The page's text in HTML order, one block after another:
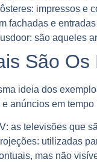
: impressos e
fachadas e
são aqueles
São
ideia dos
anúncios em
: as televisões que
utilizadas
mas não